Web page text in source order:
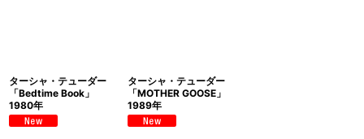
ターシャ・テューダー
「Bedtime Book」
1980年
ターシャ・テューダー
「MOTHER GOOSE」
1989年